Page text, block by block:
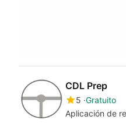
CDL Prep
5 Gratuito
Aplicación de